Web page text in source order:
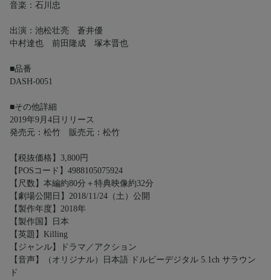
音楽：石川忠
出演：池松壮亮 蒼井優
中村達也 前田隆成 塚本晋也
■品番
DASH-0051
■その他詳細
2019年9月4日リリース
発売元：松竹 販売元：松竹
【税抜価格】3,800円
【POSコード】4988105075924
【尺数】本編約80分＋特典映像約32分
【劇場公開日】2018/11/24（土）公開
【製作年度】2018年
【製作国】日本
【英題】Killing
【ジャンル】ドラマ／アクション
【音声】（オリジナル）日本語 ドルビーデジタル 5.1ch サラウン
ド